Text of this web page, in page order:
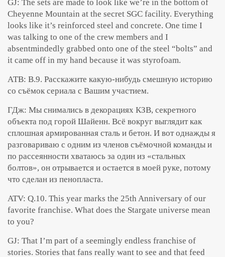
GJ: The sets are made to look like we’re in the bottom of
Cheyenne Mountain at the secret SGC facility. Everything
looks like it’s reinforced steel and concrete. One time I
was talking to one of the crew members and I
absentmindedly grabbed onto one of the steel “bolts” and
it came off in my hand because it was styrofoam.
АТВ: В.9. Расскажите какую-нибудь смешную историю
со съёмок сериала с Вашим участием.
ГДж: Мы снимались в декорациях КЗВ, секретного
объекта под горой Шайенн. Всё вокруг выглядит как
сплошная армированная сталь и бетон. И вот однажды я
разговариваю с одним из членов съёмочной команды и
по рассеянности хватаюсь за один из «стальных
болтов», он отрывается и остается в моей руке, потому
что сделан из пенопласта.
ATV: Q.10. This year marks the 25th Anniversary of our
favorite franchise. What does the Stargate universe mean
to you?
GJ: That I’m part of a seemingly endless franchise of
stories. Stories that fans really want to see and that feed